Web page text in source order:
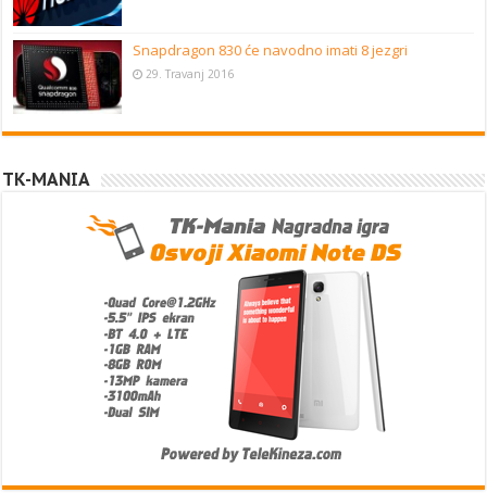
Snapdragon 830 će navodno imati 8 jezgri
29. Travanj 2016
TK-MANIA